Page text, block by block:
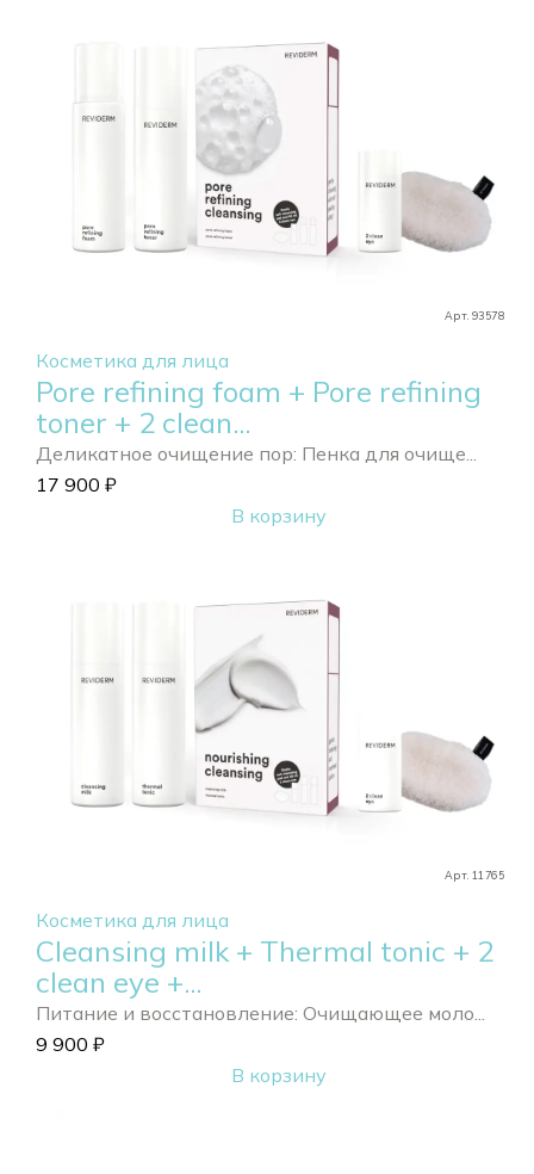
Арт. 93578
Косметика для лица
Pore refining foam + Pore refining
toner + 2 clean...
Деликатное очищение пор: Пенка для очище...
17 900 ₽
В корзину
Арт. 11765
Косметика для лица
Cleansing milk + Thermal tonic + 2
clean eye +...
Питание и восстановление: Очищающее моло...
9 900 ₽
В корзину